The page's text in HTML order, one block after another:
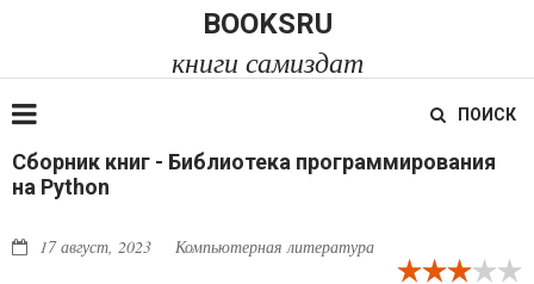
BOOKSRU
книги самиздат
ПОИСК
Сборник книг - Библиотека программирования
на Python
17 август, 2023 Компьютерная литература